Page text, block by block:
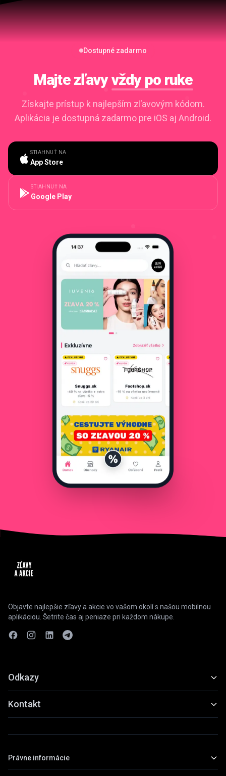
Dostupné zadarmo
Majte zľavyvždy po ruke
Získajte prístup k najlepším zľavovým kódom.
Aplikácia je dostupná zadarmo pre iOS aj Android.
STIAHNUŤ NA
App Store
STIAHNUŤ NA
Google Play
Objavte najlepšie zľavy a akcie vo vašom okolí s našou mobilnou
aplikáciou. Šetrite čas aj peniaze pri každom nákupe.
Odkazy
Funkcie
Ukážky
Stiahnuť
Kontakt
Praha, Česká republika
Právne informácie